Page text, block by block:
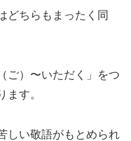
どちらもまったく同
ご）〜いただく」をつ
ます。
しい敬語がもとめられ